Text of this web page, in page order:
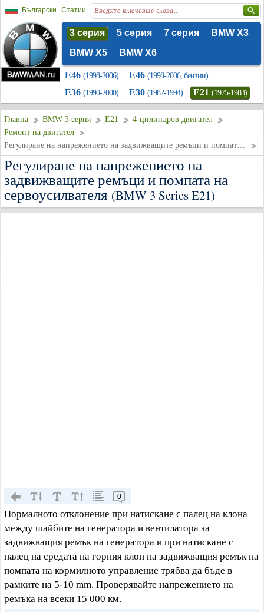
Български Статии
3 серия 5 серия 7 серия
BMW X3
BMW X5
BMW X6
E46 (1998-2006) E46 (1998-2006, бензин)
E36 (1990-2000) E30 (1982-1994) E21 (1975-1983)
Главна BMW 3 серия E21
4-цилиндров двигател
Ремонт на двигател
Регулиране на напрежението на задвижващите ремъци и помпата на сервоусилвателя
Регулиране на напрежението на
задвижващите ремъци и помпата на
сервоусилвателя (BMW 3 Series E21)
0
Нормалното отклонение при натискане с палец на клона
между шайбите на генератора и вентилатора за
задвижващия ремък на генератора и при натискане с
палец на средата на горния клон на задвижващия ремък на
помпата на кормилното управление трябва да бъде в
рамките на 5-10 mm. Проверявайте напрежението на
ремъка на всеки 15 000 км.